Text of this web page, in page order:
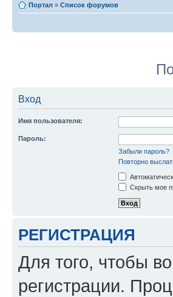
Портал » Список форумов
Вход
Имя пользователя:
Пароль:
Забыли пароль?
Повторно
Скрыть мое
РЕГИСТРАЦИЯ
Для того, чтобы
регистрации.